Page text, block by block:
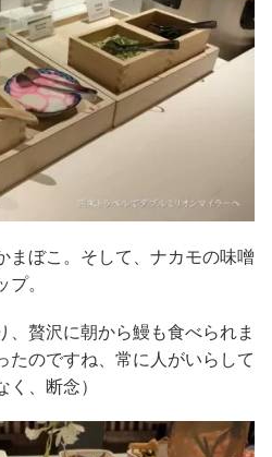
まぼこ。そして、ナカモの味噌
。
、贅沢に朝から鰻も食べられま
たのですね、常に人がいらして
、断念）